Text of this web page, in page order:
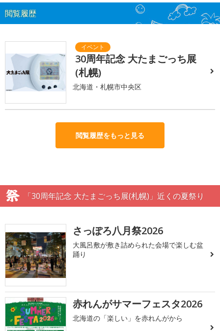
閲覧履歴
30周年記念 大たまごっち展
(札幌)
北海道・札幌市中央区
閲覧履歴をもっと見る
「30周年記念 大たまごっち展(札幌)」近くの夏祭り
さっぽろ八月祭2026
大風呂敷が敷き詰められた会場で楽しむ盆
踊り
赤れんがサマーフェスタ2026
北海道の「楽しい」を赤れんがから